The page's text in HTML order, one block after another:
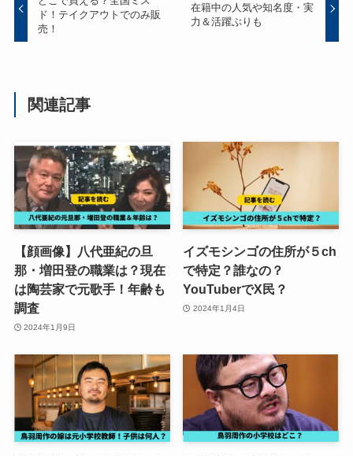
ド！テイクアウトでのみ販
売！
在籍中の人気や知名度・実
力＆活躍ぶりも
関連記事
【顔画像】八代亜紀の旦
那・増田登の職業は？現在
は陶芸家で元歌手！年齢も
調査
2024年1月9日
イズモシンゴの住所が５ch
で特定？誰なの？
YouTuberでX民？
2024年1月4日